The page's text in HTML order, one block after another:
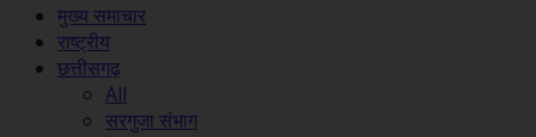
मुख्य समाचार
राष्ट्रीय
छत्तीसगढ़
All
सरगुजा संभाग